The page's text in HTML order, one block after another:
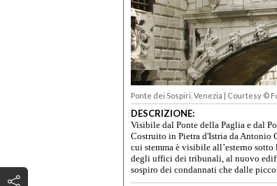
Ponte dei Sospiri, Venezia | Courtesy ©
DESCRIZIONE:
Visibile dal Ponte della Paglia e dal
Costruito in Pietra d'Istria da Antonio
cui stemma è visibile all’esterno
degli uffici dei tribunali, al nuovo
sospiro dei condannati che dalle